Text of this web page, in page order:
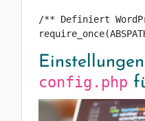
/** Definiert
config.php